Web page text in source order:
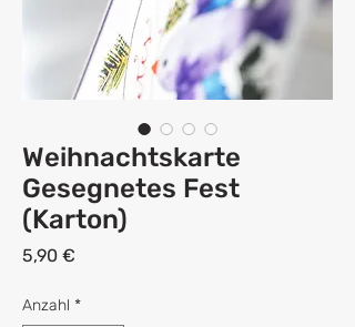
Weihnachtskarte
Gesegnetes Fest
(Karton)
5,90 €
Anzahl *